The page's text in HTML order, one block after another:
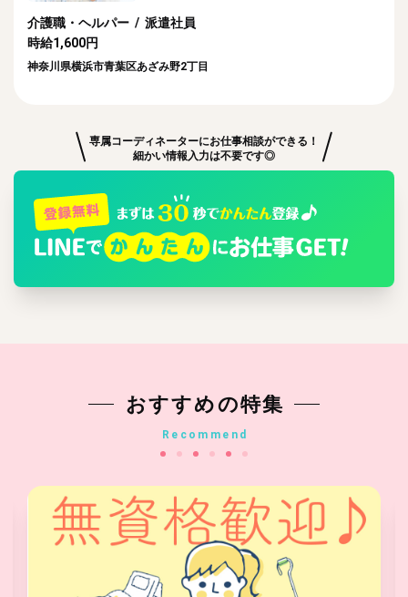
介護職・ヘルパー / 派遣社員
時給1,600円
神奈川県横浜市青葉区あざみ野2丁目
専属コーディネーターにお仕事相談ができる！
細かい情報入力は不要です◎
おすすめの特集
Recommend